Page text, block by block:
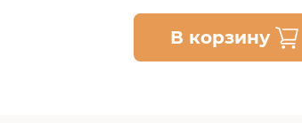
В корзину